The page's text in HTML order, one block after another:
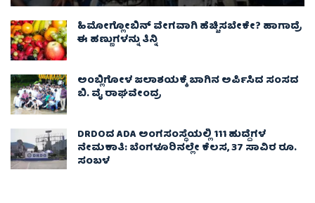
ಹಿಮೋಗ್ಲೋಬಿನ್ ವೇಗವಾಗಿ ಹೆಚ್ಚಿಸಬೇಕೇ? ಹಾಗಾದ್ರೆ
ಈ ಹಣ್ಣುಗಳನ್ನು ತಿನ್ನಿ
ಅಂಬ್ಲಿಗೋಳ ಜಲಾಶಯಕ್ಕೆ ಬಾಗಿನ ಅರ್ಪಿಸಿದ ಸಂಸದ
ಬಿ. ವೈ ರಾಘವೇಂದ್ರ
DRDOದ ADA ಅಂಗಸಂಸ್ಥೆಯಲ್ಲಿ 111 ಹುದ್ದೆಗಳ
ನೇಮಕಾತಿ: ಬೆಂಗಳೂರಿನಲ್ಲೇ ಕೆಲಸ, 37 ಸಾವಿರ ರೂ.
ಸಂಬಳ